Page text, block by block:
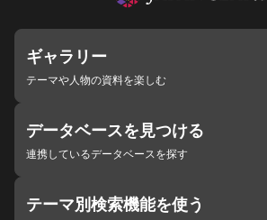
ギャラリー
テーマや人物の資料を楽しむ
データベースを見つける
連携しているデータベースを探す
テーマ別検索機能を使う